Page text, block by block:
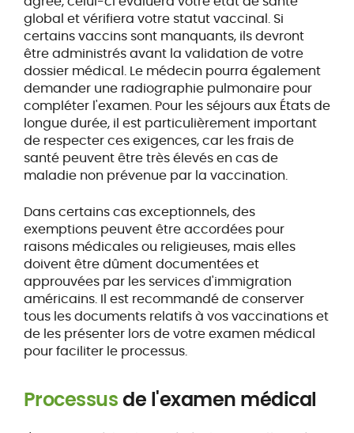
global et vérifiera votre statut vaccinal. Si
certains vaccins sont manquants, ils devront
être administrés avant la validation de votre
dossier médical. Le médecin pourra également
demander une radiographie pulmonaire pour
compléter l'examen. Pour les séjours aux États de
longue durée, il est particulièrement important
de respecter ces exigences, car les frais de
santé peuvent être très élevés en cas de
maladie non prévenue par la vaccination.
Dans certains cas exceptionnels, des
exemptions peuvent être accordées pour
raisons médicales ou religieuses, mais elles
doivent être dûment documentées et
approuvées par les services d'immigration
américains. Il est recommandé de conserver
tous les documents relatifs à vos vaccinations et
de les présenter lors de votre examen médical
pour faciliter le processus.
Processusde l'examen médical